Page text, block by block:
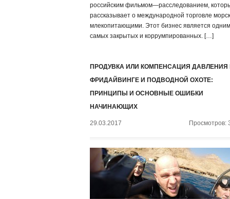
российским фильмом—расследованием,
рассказывает о международной торговле
млекопитающими. Этот бизнес является
самых закрытых и коррумпированных. […]
ПРОДУВКА ИЛИ КОМПЕНСАЦИЯ ДАВЛЕНИЯ
ФРИДАЙВИНГЕ И ПОДВОДНОЙ ОХОТЕ:
ПРИНЦИПЫ И ОСНОВНЫЕ ОШИБКИ
НАЧИНАЮЩИХ
29.03.2017 Просмотров: